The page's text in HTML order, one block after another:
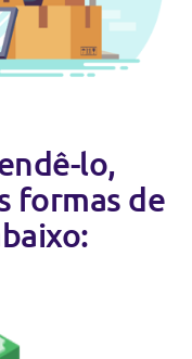
lo,
formas de